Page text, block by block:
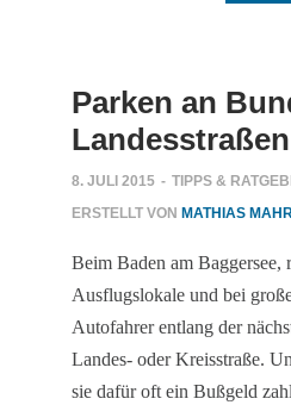
Parken an
Landesstraßen
8. JULI 2015 - TIPPS &
ERSTELLT VON MATHIAS
Beim Baden am Baggersee,
Ausflugslokale und bei
Autofahrer entlang der
Landes- oder Kreisstraße.
sie dafür oft ein Bußgeld